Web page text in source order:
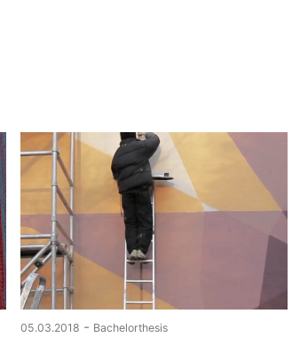
05.03.2018 - Bachelorthesis